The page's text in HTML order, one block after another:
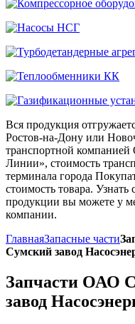
Вся продукция
Ростов-на-Дону или
транспортной
Линии», стоимость
терминала города
стоимость товара. Узнать
продукции вы можете у
компании.
ГлавнаяЗапасные части
Сумский завод
Запчасти ОАО
завод